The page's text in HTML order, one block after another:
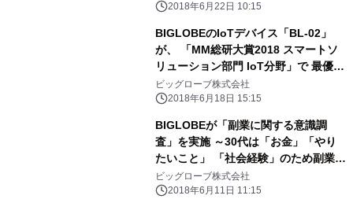
2018年6月22日 10:15
BIGLOBEのIoTデバイス「BL-02」
が、 「MM総研大賞2018 スマートソ
リューション部門 IoT分野」で 最優秀
賞を受賞
ビッグローブ株式会社
2018年6月18日 15:15
BIGLOBEが「副業に関する意識調
査」を実施 ～30代は「お金」「やり
たいこと」 「社会経験」のため副業を
希望～
ビッグローブ株式会社
2018年6月11日 11:15